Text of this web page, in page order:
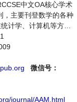
中文OA核心学术
，主要刊登数学的各种
计学、计算机等方面
述。本刊支持思想创
，繁荣学术，集学术
一个传播、分享和讨
向问题与发展的交流
微信号：
journal/AAM.html